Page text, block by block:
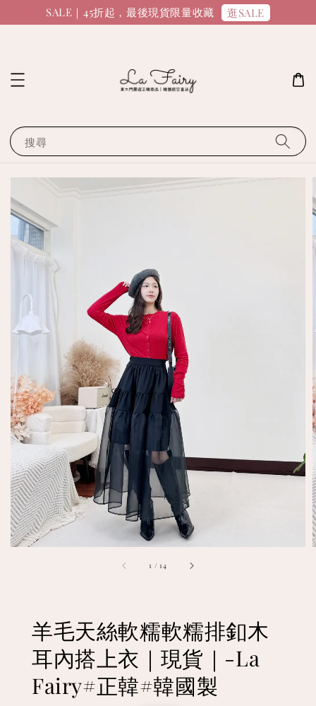
SALE｜45折起，最後現貨限量收藏 逛SALE
搜尋
1 /14
羊毛天絲軟糯軟糯排釦木
耳內搭上衣｜現貨｜-La
Fairy#正韓#韓國製